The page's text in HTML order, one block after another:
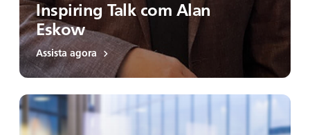
Inspiring Talk com Alan
Eskow
Assista agora